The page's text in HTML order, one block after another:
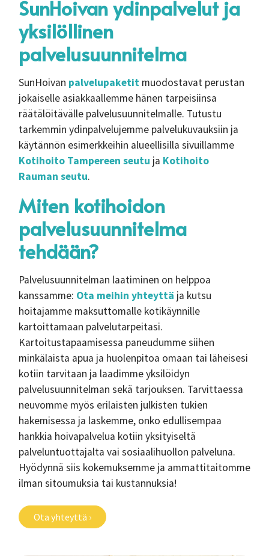
SunHoivan ydinpalvelut ja
yksilöllinen
palvelusuunnitelma
SunHoivan palvelupaketit muodostavat perustan
jokaiselle asiakkaallemme hänen tarpeisiinsa
räätälöitävälle palvelusuunnitelmalle. Tutustu
tarkemmin ydinpalvelujemme palvelukuvauksiin ja
käytännön esimerkkeihin alueellisilla sivuillamme
Kotihoito Tampereen seutu ja Kotihoito
Rauman seutu.
Miten kotihoidon
palvelusuunnitelma
tehdään?
Palvelusuunnitelman laatiminen on helppoa
kanssamme: Ota meihin yhteyttä ja kutsu
hoitajamme maksuttomalle kotikäynnille
kartoittamaan palvelutarpeitasi.
Kartoitustapaamisessa paneudumme siihen
minkälaista apua ja huolenpitoa omaan tai läheisesi
kotiin tarvitaan ja laadimme yksilöidyn
palvelusuunnitelman sekä tarjouksen. Tarvittaessa
neuvomme myös erilaisten julkisten tukien
hakemisessa ja laskemme, onko edullisempaa
hankkia hoivapalvelua kotiin yksityiseltä
palveluntuottajalta vai sosiaalihuollon palveluna.
Hyödynnä siis kokemuksemme ja ammattitaitomme
ilman sitoumuksia tai kustannuksia!
Ota yhteyttä ›